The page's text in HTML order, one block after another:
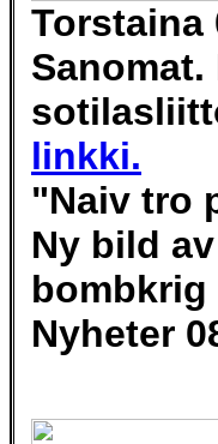
Torstaina
Sanomat.
linkki.
"Naiv tro
Ny bild
bombkrig
Nyheter